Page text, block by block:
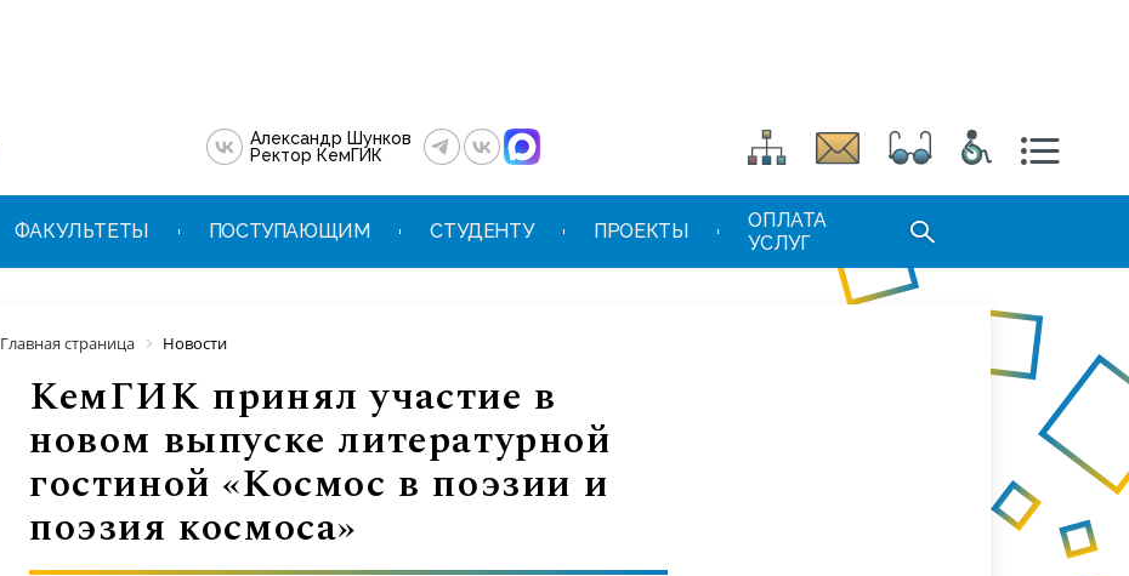
Александр Шунков
Ректор КемГИК
ФАКУЛЬТЕТЫ ПОСТУПАЮЩИМ СТУДЕНТУ ПРОЕКТЫ
ОПЛАТА
УСЛУГ
Главная страница Новости
КемГИК принял участие в
новом выпуске литературной
гостиной «Космос в поэзии и
поэзия космоса»